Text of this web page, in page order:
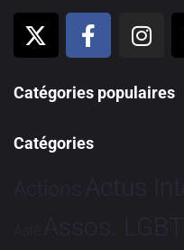
Catégories populaires
Catégories
Actions Actus
Asie Assos. LGBT